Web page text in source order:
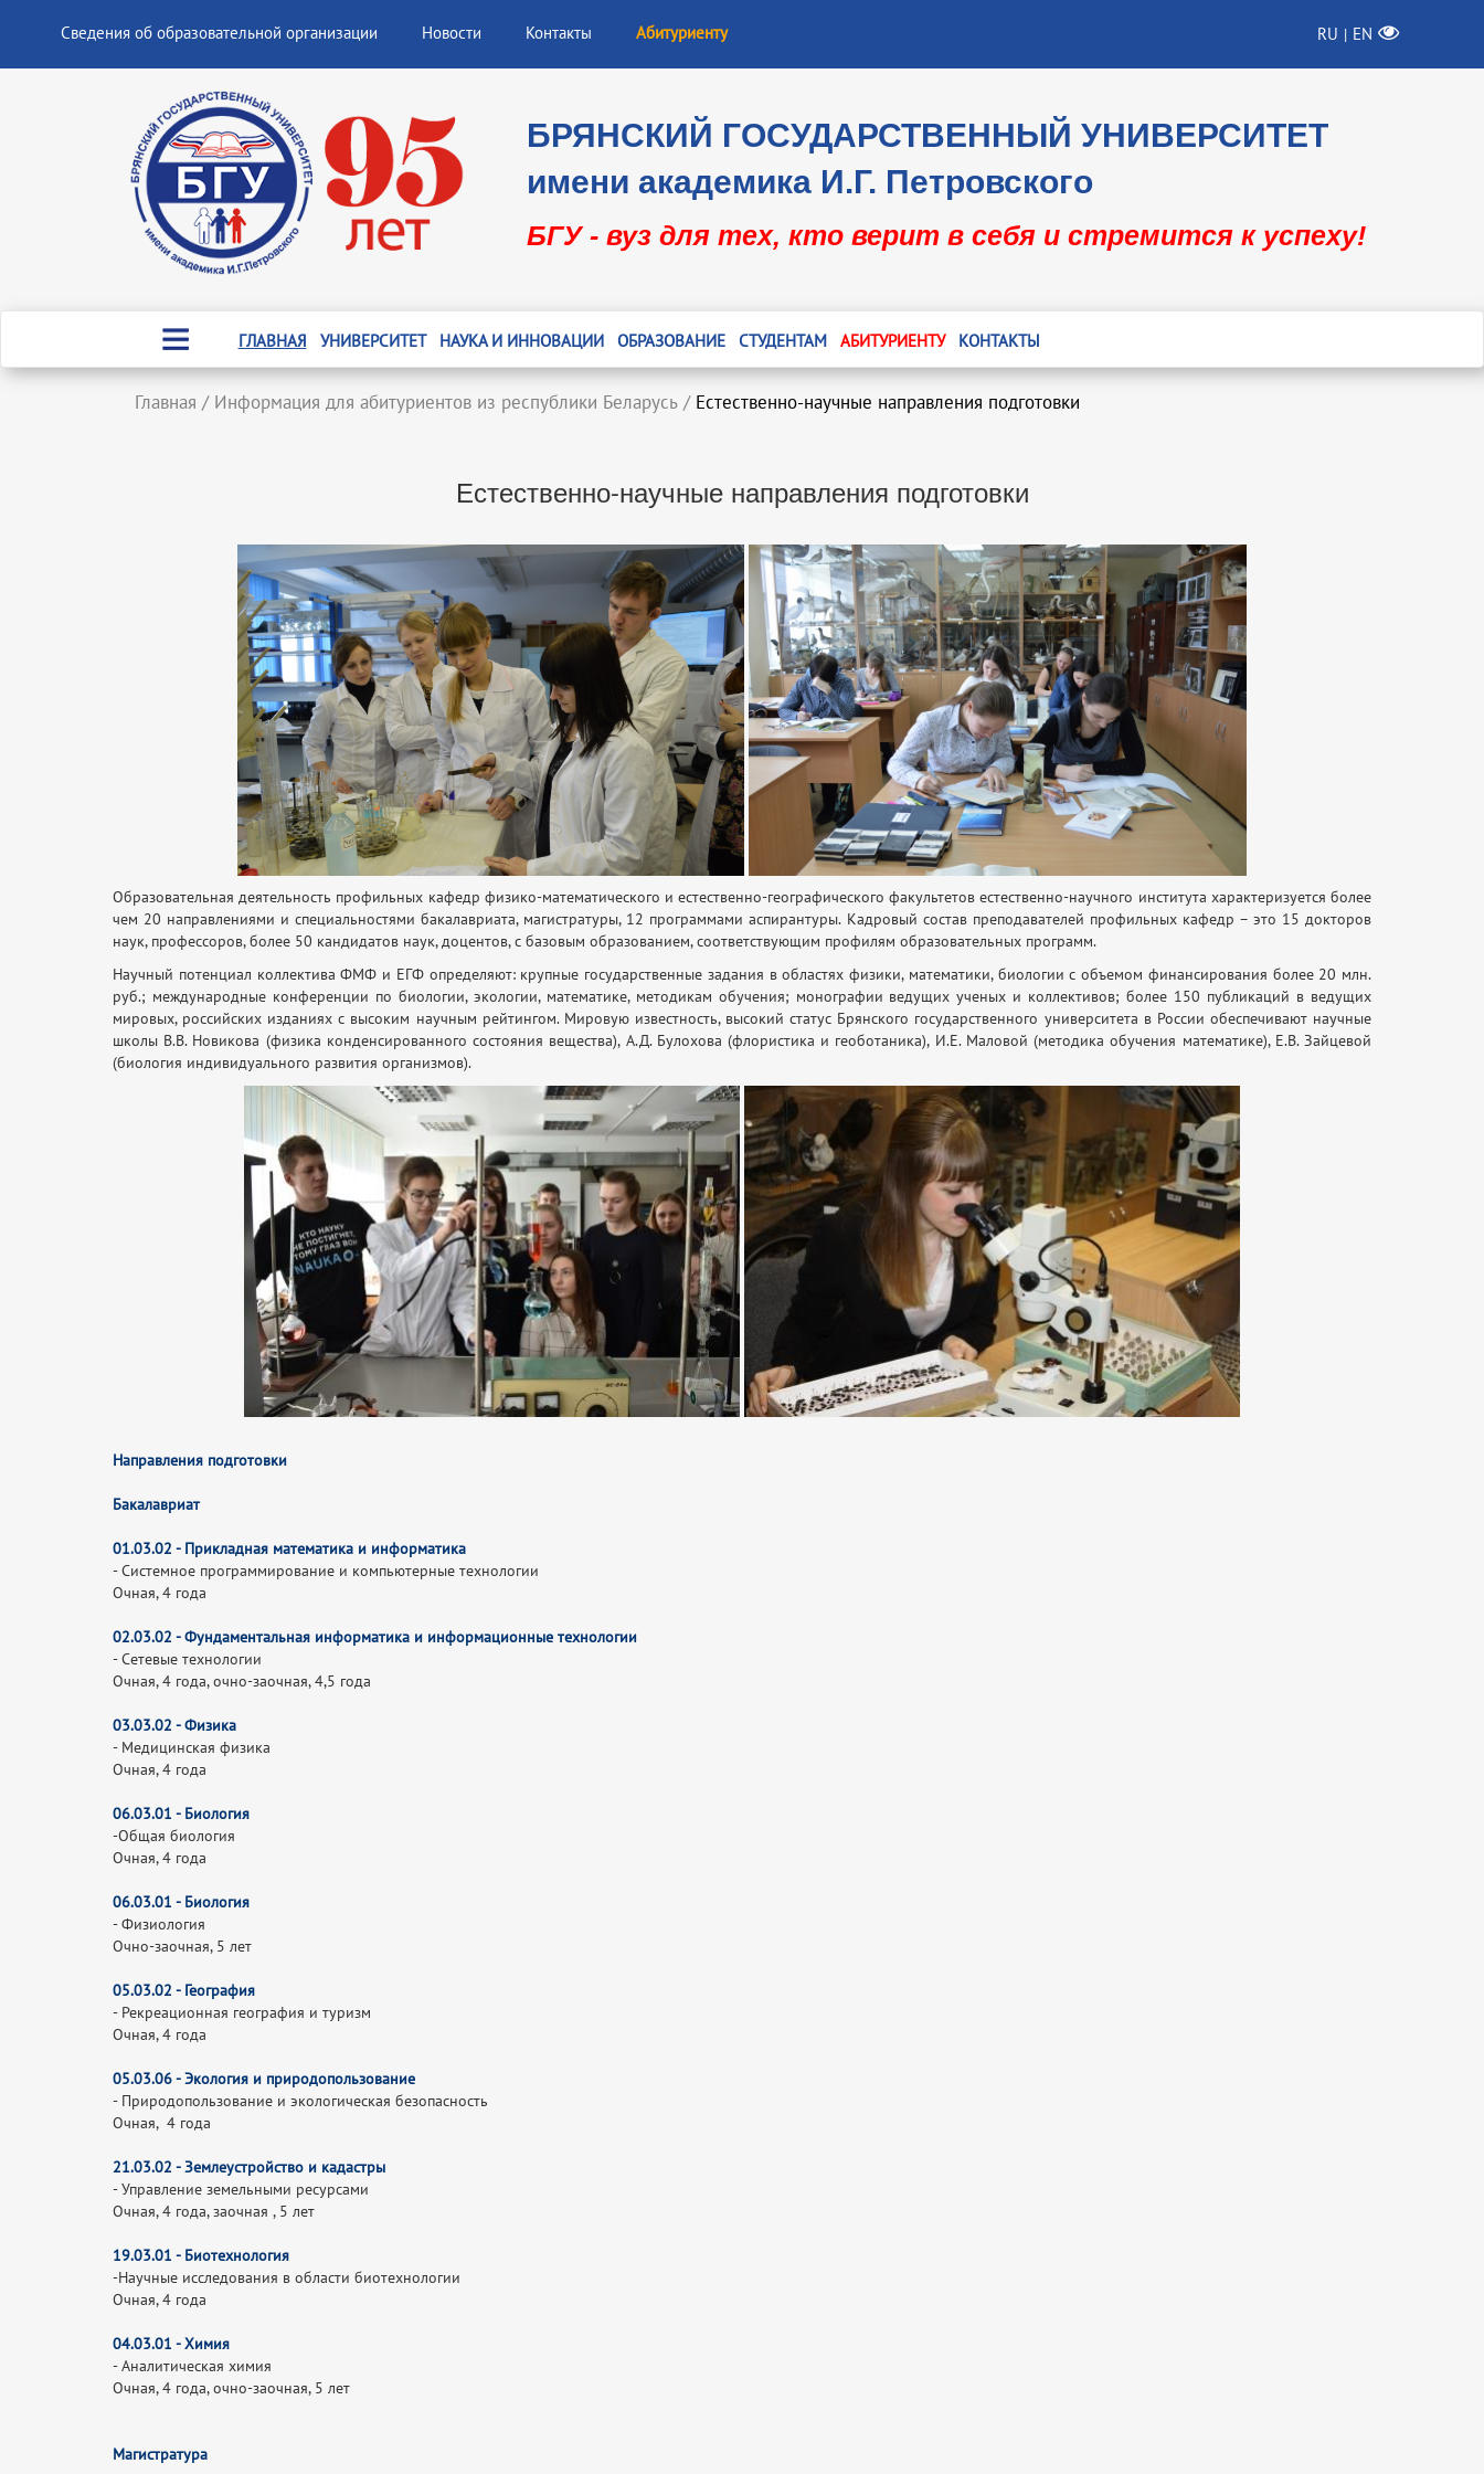
Сведения об образовательной организации Новости Контакты Абитуриенту RU | EN
БРЯНСКИЙ ГОСУДАРСТВЕННЫЙ УНИВЕРСИТЕТ
имени академика И.Г. Петровского
БГУ - вуз для тех, кто верит в себя и стремится к успеху!
ГЛАВНАЯ УНИВЕРСИТЕТ НАУКА И ИННОВАЦИИ ОБРАЗОВАНИЕ СТУДЕНТАМ АБИТУРИЕНТУ КОНТАКТЫ
Главная / Информация для абитуриентов из республики Беларусь / Естественно-научные направления подготовки
Естественно-научные направления подготовки
Образовательная деятельность профильных кафедр физико-математического и естественно-географического факультетов естественно-научного института характеризуется более
чем 20 направлениями и специальностями бакалавриата, магистратуры, 12 программами аспирантуры. Кадровый состав преподавателей профильных кафедр – это 15 докторов
наук, профессоров, более 50 кандидатов наук, доцентов, с базовым образованием, соответствующим профилям образовательных программ.
Научный потенциал коллектива ФМФ и ЕГФ определяют: крупные государственные задания в областях физики, математики, биологии с объемом финансирования более 20 млн.
руб.; международные конференции по биологии, экологии, математике, методикам обучения; монографии ведущих ученых и коллективов; более 150 публикаций в ведущих
мировых, российских изданиях с высоким научным рейтингом. Мировую известность, высокий статус Брянского государственного университета в России обеспечивают научные
школы В.В. Новикова (физика конденсированного состояния вещества), А.Д. Булохова (флористика и геоботаника), И.Е. Маловой (методика обучения математике), Е.В. Зайцевой
(биология индивидуального развития организмов).
Направления подготовки
Бакалавриат
01.03.02 - Прикладная математика и информатика
- Системное программирование и компьютерные технологии
Очная, 4 года
02.03.02 - Фундаментальная информатика и информационные технологии
- Сетевые технологии
Очная, 4 года, очно-заочная, 4,5 года
03.03.02 - Физика
- Медицинская физика
Очная, 4 года
06.03.01 -Биология
-Общая биология
Очная, 4 года
06.03.01 -Биология
- Физиология
Очно-заочная, 5 лет
05.03.02 - География
- Рекреационная география и туризм
Очная, 4 года
05.03.06 - Экология и природопользование
- Природопользование и экологическая безопасность
Очная, 4 года
21.03.02 - Землеустройство и кадастры
- Управление земельными ресурсами
Очная, 4 года, заочная , 5 лет
19.03.01 -Биотехнология
-Научные исследования в области биотехнологии
Очная, 4 года
04.03.01 -Химия
- Аналитическая химия
Очная, 4 года, очно-заочная, 5 лет
Магистратура